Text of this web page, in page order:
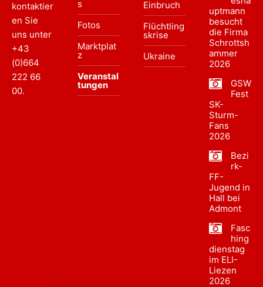
kontaktier
en Sie
uns unter
+43
(0)664
222 66
00.
s
Fotos
Marktplat
z
Veranstal
tungen
Einbruch
Flüchtling
skrise
Ukraine
uptmann
besucht
die Firma
Schrottsh
ammer
2026
GSW
Fest
SK-
Sturm-
Fans
2026
Bezi
rk-
FF-
Jugend in
Hall bei
Admont
Fasc
hing
dienstag
im ELI-
Liezen
2026